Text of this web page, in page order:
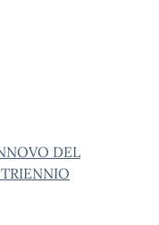
DEL